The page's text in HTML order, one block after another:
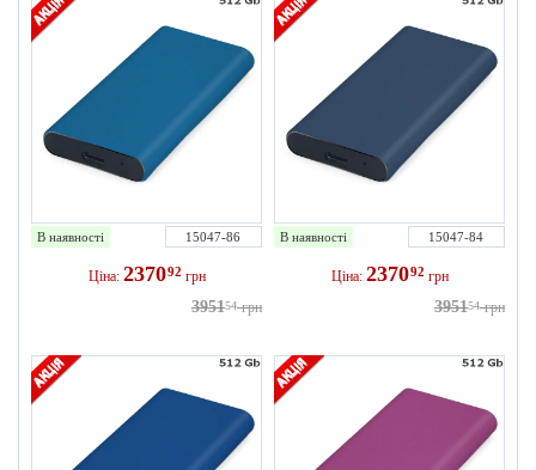
В наявності 15047-86
Ціна: 237092 грн
395154 грн
В наявності 15047-84
Ціна: 237092 грн
395154 грн